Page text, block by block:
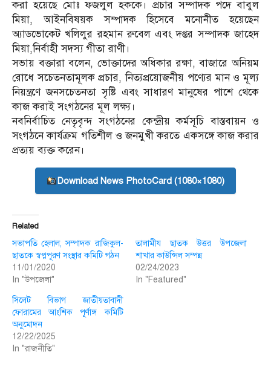
করা হয়েছে মোঃ ফজলুল হককে। প্রচার সম্পাদক পদে বাবুল
মিয়া, আইনবিষয়ক সম্পাদক হিসেবে মনোনীত হয়েছেন
অ্যাডভোকেট খলিলুর রহমান রুবেল এবং দপ্তর সম্পাদক জাহেদ
মিয়া,নির্বাহী সদস্য গীতা রাণী।
সভায় বক্তারা বলেন, ভোক্তাদের অধিকার রক্ষা, বাজারে অনিয়ম
রোধে সচেতনতামূলক প্রচার, নিত্যপ্রয়োজনীয় পণ্যের মান ও মূল্য
নিয়ন্ত্রণে জনসচেতনতা সৃষ্টি এবং সাধারণ মানুষের পাশে থেকে
কাজ করাই সংগঠনের মূল লক্ষ্য।
নবনির্বাচিত নেতৃবৃন্দ সংগঠনের কেন্দ্রীয় কর্মসূচি বাস্তবায়ন ও
সংগঠনে কার্যক্রম গতিশীল ও জনমুখী করতে একসঙ্গে কাজ করার
প্রত্যয় ব্যক্ত করেন।
Download News PhotoCard (1080×1080)
Related
সভাপতি হেলাল, সম্পাদক রাজিকুল-
ছাতকে স্বপ্নপূরণ সংস্থার কমিটি গঠন
11/01/2020
In "উপজেলা"
তালামীয ছাতক উত্তর উপজেলা
শাখার কাউন্সিল সম্পন্ন
02/24/2023
In "Featured"
সিলেট বিভাগ জাতীয়তাবাদী
ফোরামের আংশিক পূর্ণাঙ্গ কমিটি
অনুমোদন
12/22/2025
In "রাজনীতি"